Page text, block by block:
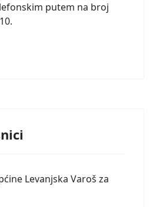
putem na broj
Levanjska Varoš za